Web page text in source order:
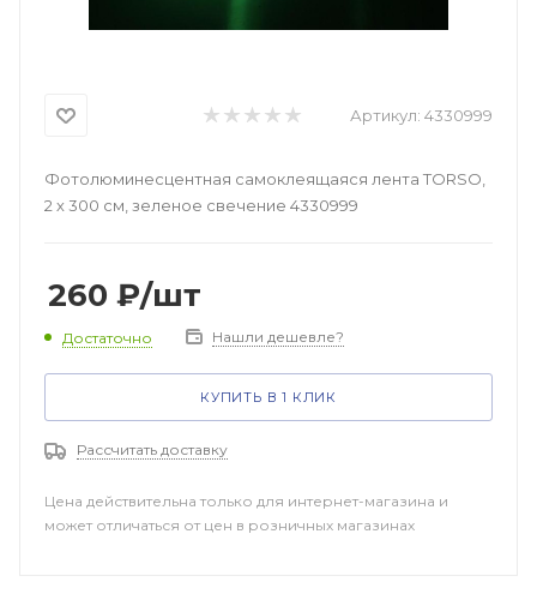
Артикул: 4330999
Фотолюминесцентная самоклеящаяся лента TORSO,
2 х 300 см, зеленое свечение 4330999
260 ₽/шт
Достаточно Нашли дешевле?
КУПИТЬ В 1 КЛИК
Рассчитать доставку
Цена действительна только для интернет-магазина и
может отличаться от цен в розничных магазинах